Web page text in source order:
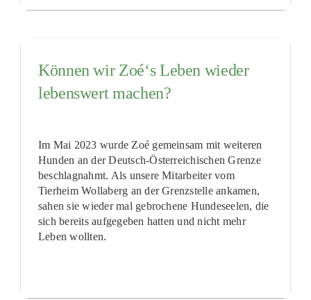
Können wir Zoé‘s Leben wieder
lebenswert machen?
Im Mai 2023 wurde Zoé gemeinsam mit weiteren
Hunden an der Deutsch-Österreichischen Grenze
beschlagnahmt. Als unsere Mitarbeiter vom
Tierheim Wollaberg an der Grenzstelle ankamen,
sahen sie wieder mal gebrochene Hundeseelen, die
sich bereits aufgegeben hatten und nicht mehr
Leben wollten.